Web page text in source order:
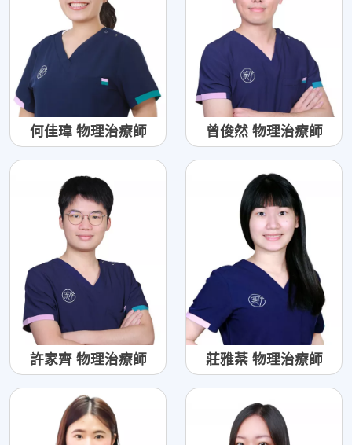
何佳瑋 物理治療師 曾俊然 物理治療師
許家齊 物理治療師 莊雅棻 物理治療師